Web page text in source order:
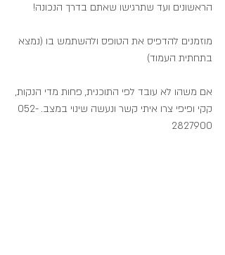
הראשונים ועד שתרגישו שאתם בדרך הנכונה!
מוזמנים להדפיס את הטופס ולהשתמש בו (נמצא
בתחתית העמוד)
אם משהו לא עובד לפי התוכנית, פחות מדי הנקות,
קקי ופיפי צרו איתי קשר ונעשה שינוי במצב. 052-
2827900